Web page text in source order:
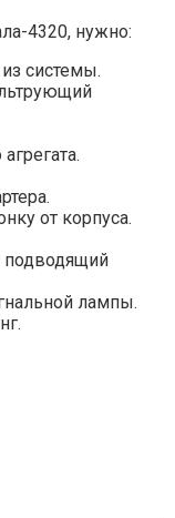
4320, нужно:
системы.
от корпуса.
подводящий
лампы.